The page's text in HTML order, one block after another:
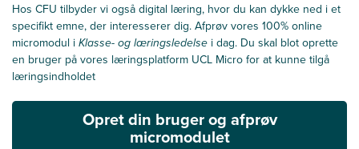
Hos CFU tilbyder vi også digital læring, hvor du kan dykke ned i et
specifikt emne, der interesserer dig. Afprøv vores 100% online
micromodul i Klasse- og læringsledelse i dag. Du skal blot oprette
en bruger på vores læringsplatform UCL Micro for at kunne tilgå
læringsindholdet
Opret din bruger og afprøv
micromodulet